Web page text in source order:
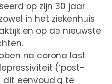
op zijn 30 jaar
in het ziekenhuis
en op de nieuwste
na corona last
(‘post-
dit eenvoudig te